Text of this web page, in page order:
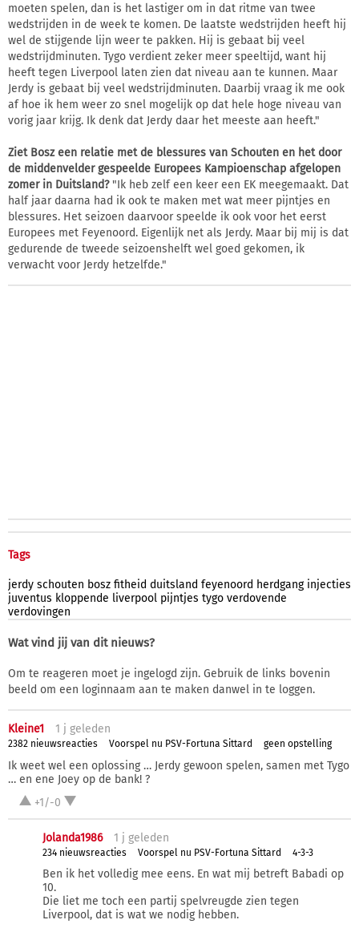
moeten spelen, dan is het lastiger om in dat ritme van twee
wedstrijden in de week te komen. De laatste wedstrijden heeft hij
wel de stijgende lijn weer te pakken. Hij is gebaat bij veel
wedstrijdminuten. Tygo verdient zeker meer speeltijd, want hij
heeft tegen Liverpool laten zien dat niveau aan te kunnen. Maar
Jerdy is gebaat bij veel wedstrijdminuten. Daarbij vraag ik me ook
af hoe ik hem weer zo snel mogelijk op dat hele hoge niveau van
vorig jaar krijg. Ik denk dat Jerdy daar het meeste aan heeft."
Ziet Bosz een relatie met de blessures van Schouten en het door
de middenvelder gespeelde Europees Kampioenschap afgelopen
zomer in Duitsland?"Ik heb zelf een keer een EK meegemaakt. Dat
half jaar daarna had ik ook te maken met wat meer pijntjes en
blessures. Het seizoen daarvoor speelde ik ook voor het eerst
Europees met Feyenoord. Eigenlijk net als Jerdy. Maar bij mij is dat
gedurende de tweede seizoenshelft wel goed gekomen, ik
verwacht voor Jerdy hetzelfde."
Tags
jerdy schouten bosz fitheid duitsland feyenoord herdgang injecties
juventus kloppende liverpool pijntjes tygo verdovende
verdovingen
Wat vind jij van dit nieuws?
Om te reageren moet je ingelogd zijn. Gebruik de links bovenin
beeld om een loginnaam aan te maken danwel in te loggen.
Kleine1 1 j geleden
2382 nieuwsreacties Voorspel nu PSV-Fortuna Sittard geen opstelling
Ik weet wel een oplossing … Jerdy gewoon spelen, samen met Tygo
… en ene Joey op de bank! ?
+1/-0
Jolanda1986 1 j geleden
234 nieuwsreacties Voorspel nu PSV-Fortuna Sittard 4-3-3
Ben ik het volledig mee eens. En wat mij betreft Babadi op
10.
Die liet me toch een partij spelvreugde zien tegen
Liverpool, dat is wat we nodig hebben.